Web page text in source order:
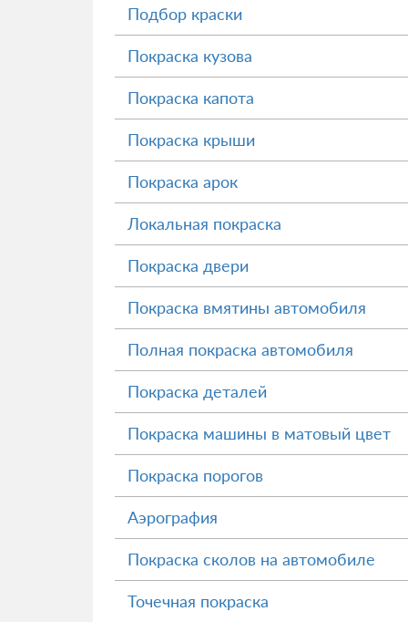
Подбор краски
Покраска кузова
Покраска капота
Покраска крыши
Покраска арок
Локальная покраска
Покраска двери
Покраска вмятины автомобиля
Полная покраска автомобиля
Покраска деталей
Покраска машины в матовый цвет
Покраска порогов
Аэрография
Покраска сколов на автомобиле
Точечная покраска